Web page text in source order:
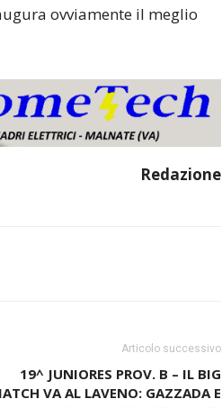
ovviamente il meglio
Redazione
Articolo successivo
19^ JUNIORES PROV. B – IL BIG
VA AL LAVENO: GAZZADA E